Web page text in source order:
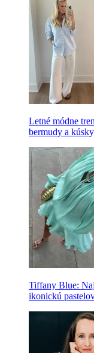
Letné módne
bermudy a
Tiffany Blue:
ikonickú